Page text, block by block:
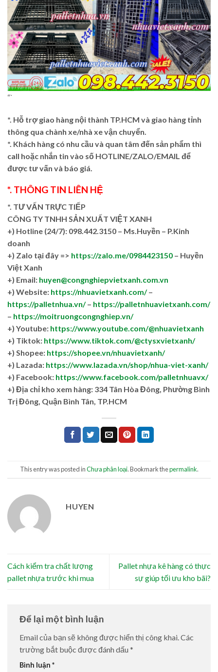
“`
*. Hỗ trợ giao hàng nội thành TP.HCM và giao hàng tỉnh
thông qua chành xe/nhà xe vận chuyển.
*. Khách hàng có nhu cầu và quan tâm đến sản phẩm thì
call hoặc nhắn tin vào số HOTLINE/ZALO/EMAIL để
được tư vấn và báo giá.
*. THÔNG TIN LIÊN HỆ
*. TƯ VẤN TRỰC TIẾP
CÔNG TY TNHH SẢN XUẤT VIỆT XANH
+) Hotline (24/7): 098.442.3150 – Ms.Huyền – P.Kinh
doanh
+) Zalo tại đây => https://zalo.me/0984423150 – Huyền
Việt Xanh
+) Email: huyen@congnghiepvietxanh.com.vn
+) Website: https://nhuavietxanh.com/–
https://palletnhua.vn/– https://palletnhuavietxanh.com/
– https://moitruongcongnghiep.vn/
+) Youtube: https://www.youtube.com/@nhuavietxanh
+) Tiktok: https://www.tiktok.com/@ctysxvietxanh/
+) Shopee: https://shopee.vn/nhuavietxanh/
+) Lazada: https://www.lazada.vn/shop/nhua-viet-xanh/
+) Facebook: https://www.facebook.com/palletnhuavx/
+) Địa chỉ kho xem hàng: 334 Tân Hòa Đông, Phường Bình
Trị Đông, Quận Bình Tân, TP.HCM
This entry was posted inChưa phân loại. Bookmark thepermalink.
HUYEN
Cách kiểm tra chất lượng
pallet nhựa trước khi mua
Pallet nhựa kê hàng có thực
sự giúp tối ưu kho bãi?
Để lại một bình luận
Email của bạn sẽ không được hiển thị công khai.Các
trường bắt buộc được đánh dấu *
Bình luận *